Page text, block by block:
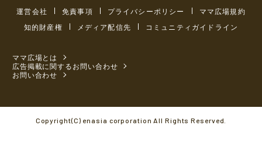
運営会社 免責事項 プライバシーポリシー
ママ広場規約
知的財産権
メディア配信先 コミュニティガイドライン
ママ広場とは
広告掲載に関するお問い合わせ
お問い合わせ
Copyright(C) enasia corporation All Rights Reserved.